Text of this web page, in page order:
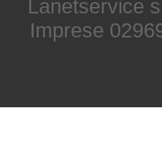
Lanetservice
Imprese